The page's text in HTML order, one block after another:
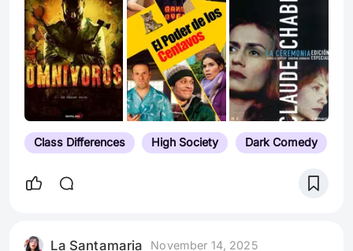
Class Differences High Society Dark Comedy
La Santamaria November 14, 2025